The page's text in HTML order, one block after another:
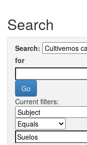
Search
Search:
for
Current filters: